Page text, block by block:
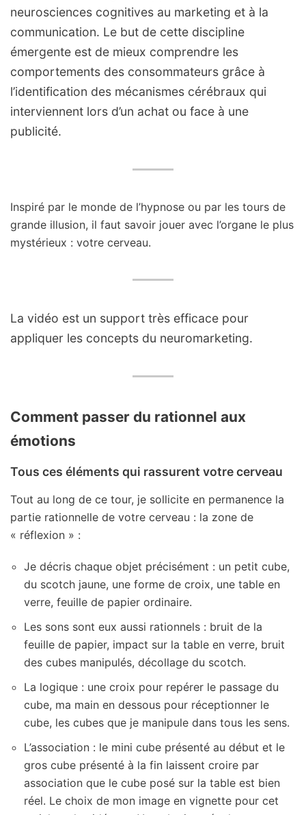
neurosciences cognitives au marketing et à la
communication. Le but de cette discipline
émergente est de mieux comprendre les
comportements des consommateurs grâce à
l’identification des mécanismes cérébraux qui
interviennent lors d’un achat ou face à une
publicité.
Inspiré par le monde de l’hypnose ou par les tours de
grande illusion, il faut savoir jouer avec l’organe le plus
mystérieux : votre cerveau.
La vidéo est un support très efficace pour
appliquer les concepts du neuromarketing.
Comment passer du rationnel aux
émotions
Tous ces éléments qui rassurent votre cerveau
Tout au long de ce tour, je sollicite en permanence la
partie rationnelle de votre cerveau : la zone de
« réflexion » :
Je décris chaque objet précisément : un petit cube,
du scotch jaune, une forme de croix, une table en
verre, feuille de papier ordinaire.
Les sons sont eux aussi rationnels : bruit de la
feuille de papier, impact sur la table en verre, bruit
des cubes manipulés, décollage du scotch.
La logique : une croix pour repérer le passage du
cube, ma main en dessous pour réceptionner le
cube, les cubes que je manipule dans tous les sens.
L’association : le mini cube présenté au début et le
gros cube présenté à la fin laissent croire par
association que le cube posé sur la table est bien
réel. Le choix de mon image en vignette pour cet